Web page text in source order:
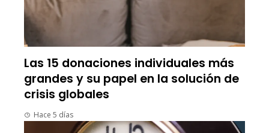
Las 15 donaciones individuales más
grandes y su papel en la solución de
crisis globales
Hace 5 días